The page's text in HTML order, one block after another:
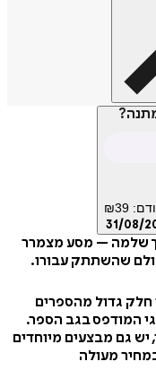
₪39
31/08/
שלמה – מסע מצמרר
שהשתתק עבורו.
חלק גדול מהספרים
המודפס בגב הספר.
גם מבצעים מיוחדים
מעולה